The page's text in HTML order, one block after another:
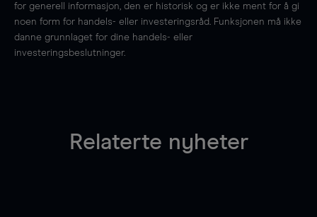
for generell informasjon, den er historisk og er ikke ment for å gi
noen form for handels- eller investeringsråd. Funksjonen må ikke
danne grunnlaget for dine handels- eller
investeringsbeslutninger.
Relaterte nyheter